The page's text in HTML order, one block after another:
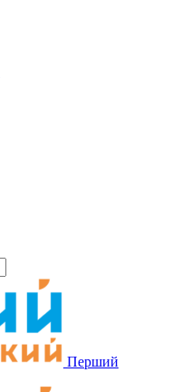
Перший